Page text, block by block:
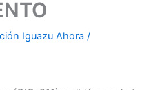
Iguazu Ahora /